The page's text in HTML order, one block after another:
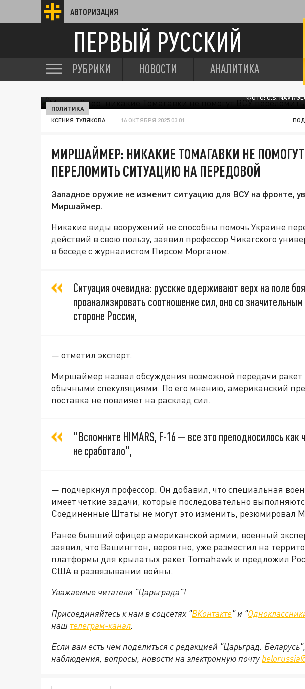
АВТОРИЗАЦИЯ
ПЕРВЫЙ РУССКИЙ
РУБРИКИ НОВОСТИ АНАЛИТИКА
ФОТО: U.S. NAVY/
ПОЛИТИКА
КСЕНИЯ ТУЛЯКОВА 16 ОКТЯБРЯ 2025 03:01
МИРШАЙМЕР: НИКАКИЕ ТОМАГАВКИ НЕ
ПЕРЕЛОМИТЬ СИТУАЦИЮ НА ПЕРЕДОВОЙ
Западное оружие не изменит ситуацию для ВСУ на фронте,
Миршаймер.
Никакие виды вооружений не способны помочь Украине
действий в свою пользу, заявил профессор Чикагского
в беседе с журналистом Пирсом Морганом.
Ситуация очевидна: русские одерживают верх на поле
проанализировать соотношение сил, оно со
стороне России,
— отметил эксперт.
Миршаймер назвал обсуждения возможной передачи
обычными спекуляциями. По его мнению, американский
поставка не повлияет на расклад сил.
"Вспомните HIMARS, F-16 — все это преподносилось как
не сработало",
— подчеркнул профессор. Он добавил, что специальная
имеет четкие задачи, которые последовательно
Соединенные Штаты не могут это изменить, резюмировал
Ранее бывший офицер американской армии, военный
заявил, что Вашингтон, вероятно, уже разместил на
платформы для крылатых ракет Tomahawk и предложил
США в развязывании войны.
Уважаемые читатели "Царьграда"!
Присоединяйтесь к нам в соцсетях "ВКонтакте" и "
наш телеграм-канал.
Если вам есть чем поделиться с редакцией "Царьград.
наблюдения, вопросы, новости на электронную почту